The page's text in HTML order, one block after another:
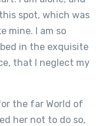
spot, which was
mine. I am so
in the exquisite
that I neglect my
the far World of
her not to do so,